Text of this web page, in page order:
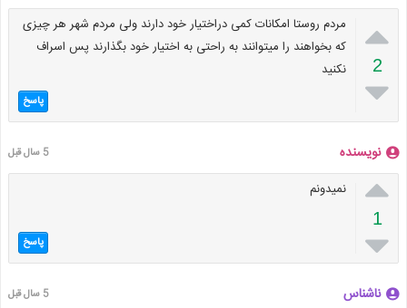

2

مردم روستا امکانات کمی دراختیار خود دارند ولی مردم شهر هر چیزی
که بخواهند را میتوانند به راحتی به اختیار خود بگذارند پس اسراف
نکنید
پاسخ
نویسنده 5 سال قبل

1

نمیدونم
پاسخ
ناشناس 5 سال قبل